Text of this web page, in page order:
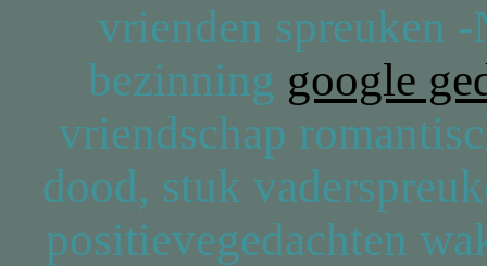
vrienden spreuken
bezinning google
vriendschap
dood, stuk
positievegedachten